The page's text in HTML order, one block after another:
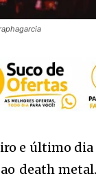
e último dia
death